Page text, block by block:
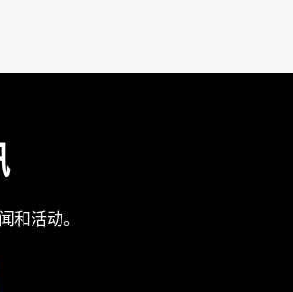
和活动。